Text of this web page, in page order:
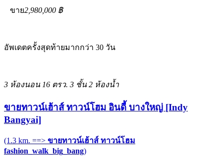
ขาย2,980,000 ฿
อัพเดตครั้งสุดท้ายมากกว่า 30 วัน
3 ห้องนอน 16 ตรว. 3 ชั้น 2 ห้องน้ำ
ขายทาวน์เฮ้าส์ ทาวน์โฮม อินดี้ บางใหญ่ [Indy
Bangyai]
(1.3 km. ==> ขายทาวน์เฮ้าส์ ทาวน์โฮม
fashion_walk_big_bang)